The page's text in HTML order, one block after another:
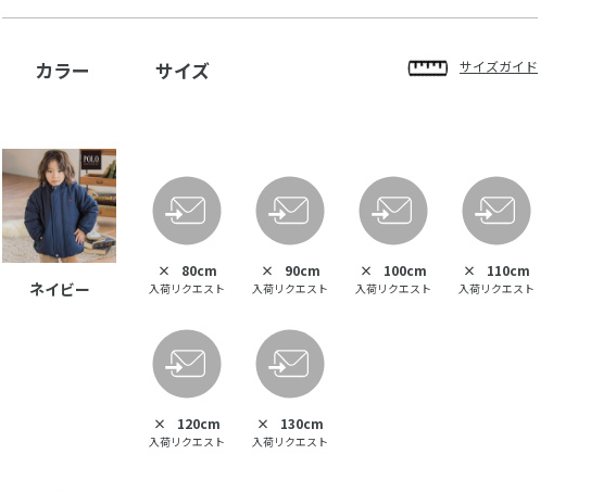
カラー サイズ サイズガイド
ネイビー
× 80cm
入荷リクエスト
× 90cm
入荷リクエスト
× 100cm
入荷リクエスト
× 110cm
入荷リクエスト
× 120cm
入荷リクエスト
× 130cm
入荷リクエスト